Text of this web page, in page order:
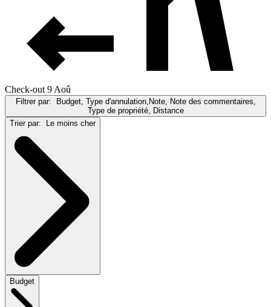
Check-out 9 Aoû
Filtrer par:
Budget, Type d'annulation,Note, Note des commentaires,
Type de propriété, Distance
Trier par:
Le moins cher
Budget